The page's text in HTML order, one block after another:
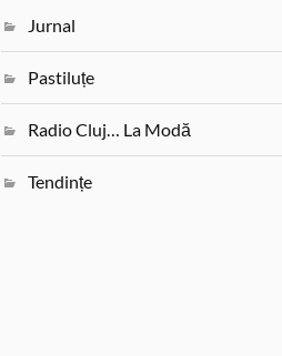
Jurnal
Pastiluțe
Radio Cluj… La Modă
Tendințe